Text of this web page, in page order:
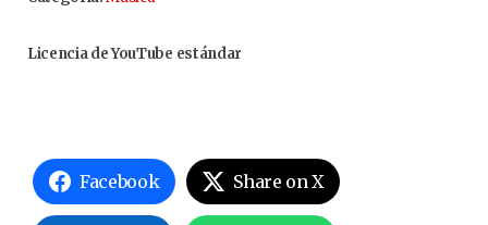
Licencia de YouTube estándar
Facebook Share on X